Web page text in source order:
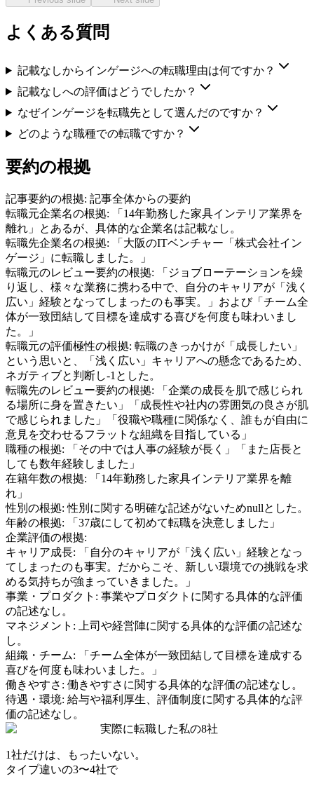
よくある質問
記載なしからインゲージへの転職理由は何ですか？
記載なしへの評価はどうでしたか？
なぜインゲージを転職先として選んだのですか？
どのような職種での転職ですか？
要約の根拠
記事要約の根拠: 記事全体からの要約
転職元企業名の根拠:
「14年勤務した家具インテリア業界を
離れ」とあるが、具体的な企業名は記載なし。
転職先企業名の根拠:
「大阪のITベンチャー「株式会社イン
ゲージ」に転職しました。」
転職元のレビュー要約の根拠:
「ジョブローテーションを繰
り返し、様々な業務に携わる中で、自分のキャリアが「浅く
広い」経験となってしまったのも事実。」および「チーム全
体が一致団結して目標を達成する喜びを何度も味わいまし
た。」
転職元の評価極性の根拠: 転職のきっかけが「成長したい」
という思いと、「浅く広い」キャリアへの懸念であるため、
ネガティブと判断し-1とした。
転職先のレビュー要約の根拠:
「企業の成長を肌で感じられ
る場所に身を置きたい」「成長性や社内の雰囲気の良さが肌
で感じられました」「役職や職種に関係なく、誰もが自由に
意見を交わせるフラットな組織を目指している」
職種の根拠:
「その中では人事の経験が長く」「また店長と
しても数年経験しました」
在籍年数の根拠:
「14年勤務した家具インテリア業界を離
れ」
性別の根拠:性別に関する明確な記述がないためnullとした。
年齢の根拠:
「37歳にして初めて転職を決意しました」
企業評価の根拠:
キャリア成長:
「自分のキャリアが「浅く広い」経験となっ
てしまったのも事実。だからこそ、新しい環境での挑戦を求
める気持ちが強まっていきました。」
事業・プロダクト : 事業やプロダクトに関する具体的な評価
の記述なし。
マネジメント :
上司や経営陣に関する具体的な評価の記述な
し。
組織・チーム:
「チーム全体が一致団結して目標を達成する
喜びを何度も味わいました。」
働きやすさ : 働きやすさに関する具体的な評価の記述なし。
待遇・環境: 給与や福利厚生、評価制度に関する具体的な評
価の記述なし。
実際に転職した私の8社
1社だけは、もったいない。
タイプ違いの3〜4社で